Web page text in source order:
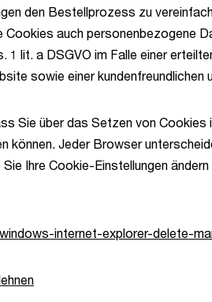
den Bestellprozess zu
auch personenbezogene
lit. a DSGVO im Falle einer
sowie einer
Sie über das Setzen von Cookies
können. Jeder Browser
Ihre Cookie-Einstellungen
internet-explorer-delete-